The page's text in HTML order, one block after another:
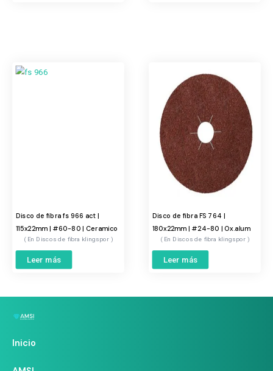
Disco de fibra fs 966 act |
115x22mm | #60-80 | Ceramico
Discos de fibra klingspor
Leer más
Disco de fibra FS 764 |
180x22mm | #24-80 | Ox.alum
Discos de fibra klingspor
Leer más
Inicio